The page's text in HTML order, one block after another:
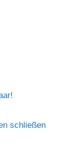
schließen